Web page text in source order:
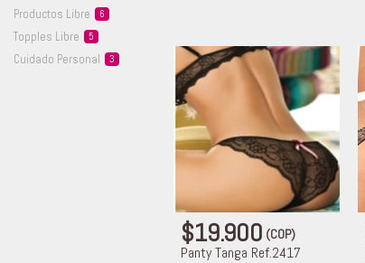
Productos Libre 6
Topples Libre 5
Cuidado Personal 3
$19.900(COP)
Panty Tanga Ref.2417